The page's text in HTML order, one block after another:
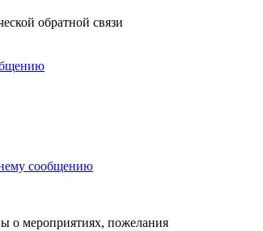
обратной связи
о мероприятиях, пожелания